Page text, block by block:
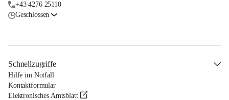
+43 4276 25110
Geschlossen
Schnellzugriffe
Hilfe im Notfall
Kontaktformular
Elektronisches Amtsblatt